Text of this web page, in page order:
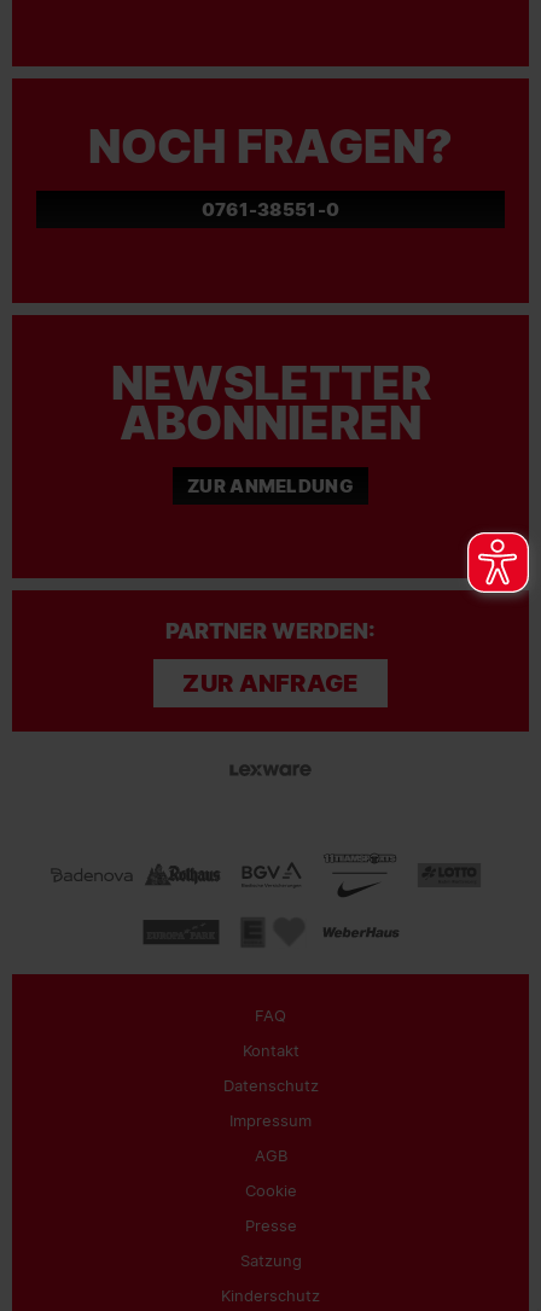
NOCH FRAGEN?
0761-38551-0
NEWSLETTER
ABONNIEREN
ZUR ANMELDUNG
PARTNER WERDEN:
ZUR ANFRAGE
FAQ
Kontakt
Datenschutz
Impressum
AGB
Cookie
Presse
Satzung
Kinderschutz